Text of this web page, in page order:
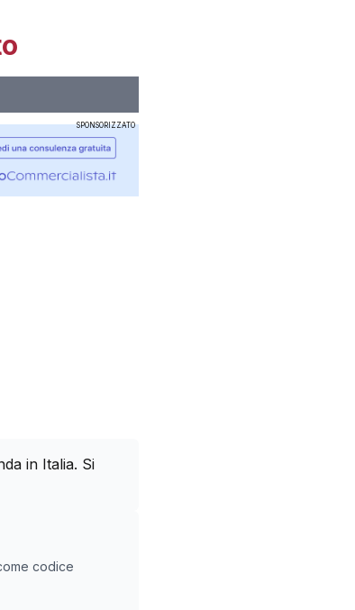
SPONSORIZZATO
in Italia. Si
codice